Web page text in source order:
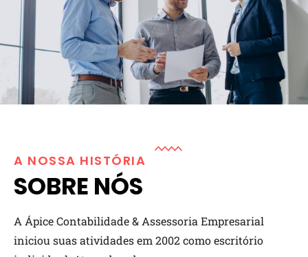
A NOSSA HISTÓRIA
SOBRE NÓS
A Ápice Contabilidade & Assessoria Empresarial
iniciou suas atividades em 2002 como escritório